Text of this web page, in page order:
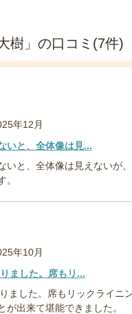
樹」の口コミ(7件)
年12月
いと、全体像は見...
いと、全体像は見えないが
年10月
ました。席もリ...
ました。席もリックライニ
が出来て堪能できました。